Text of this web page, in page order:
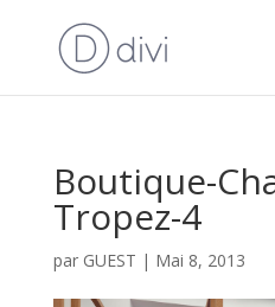
Boutique-
Tropez-4
par GUEST | Mai 8, 2013